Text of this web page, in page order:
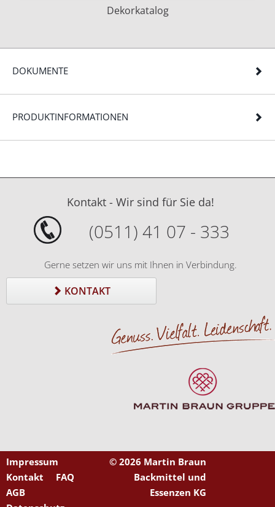
Dekorkatalog
DOKUMENTE
PRODUKTINFORMATIONEN
Kontakt - Wir sind für Sie da!
(0511) 41 07 - 333
Gerne setzen wir uns mit Ihnen in Verbindung.
KONTAKT
Impressum
Kontakt
FAQ
AGB
© 2026 Martin Braun
Backmittel und
Essenzen KG